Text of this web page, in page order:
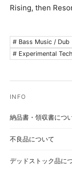
Rising, then
# Bass Music / Dub
# Experimental
納品書・領収書につ
不良品について
デッドストック品に